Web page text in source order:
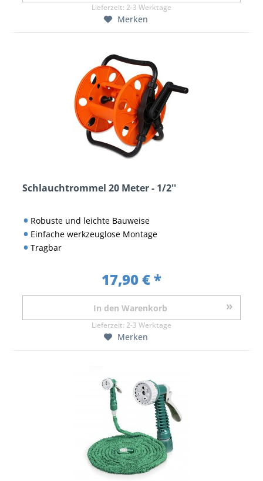
Lieferzeit: 2-3 Werktage
Merken
Schlauchtrommel 20 Meter - 1/2''
Robuste und leichte Bauweise
Einfache werkzeuglose Montage
Tragbar
17,90 € *
In den Warenkorb
Lieferzeit: 2-3 Werktage
Merken